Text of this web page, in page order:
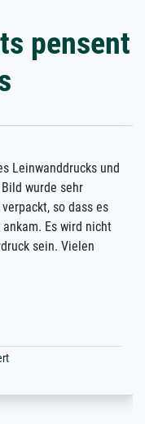
pensent
und
sehr
so dass es
wird nicht
Vielen